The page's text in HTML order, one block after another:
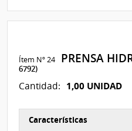
Ítem Nº 24 PRENSA
6792)
Cantidad: 1,00 UNIDAD
Características